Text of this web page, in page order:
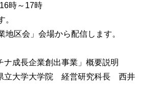
時～17時
。
地区会」会場から配信します。
ナ成長企業創出事業」概要説明
立大学大学院 経営研究科長 西井